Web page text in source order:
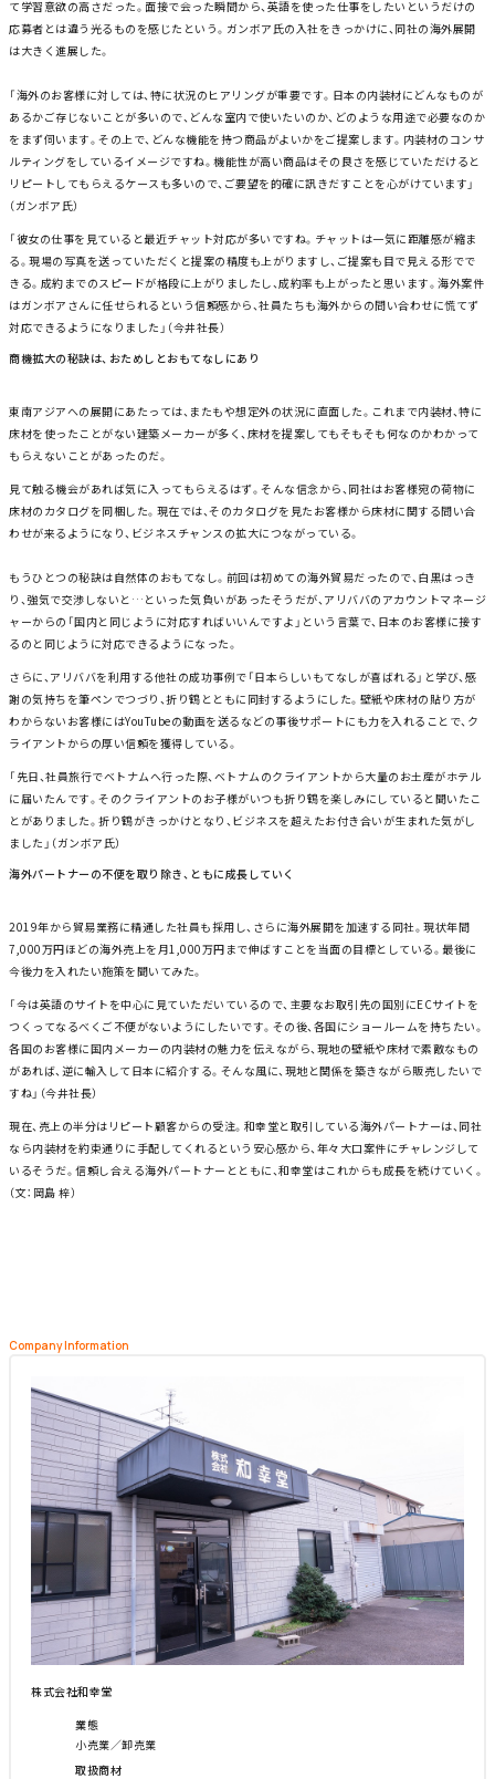
て学習意欲の高さだった。面接で会った瞬間から、英語を使った仕事をしたいというだけの
応募者とは違う光るものを感じたという。ガンボア氏の入社をきっかけに、同社の海外展開
は大きく進展した。
「海外のお客様に対しては、特に状況のヒアリングが重要です。日本の内装材にどんなものが
あるかご存じないことが多いので、どんな室内で使いたいのか、どのような用途で必要なのか
をまず伺います。その上で、どんな機能を持つ商品がよいかをご提案します。内装材のコンサ
ルティングをしているイメージですね。機能性が高い商品はその良さを感じていただけると
リピートしてもらえるケースも多いので、ご要望を的確に訊きだすことを心がけています」
（ガンボア氏）
「彼女の仕事を見ていると最近チャット対応が多いですね。チャットは一気に距離感が縮ま
る。現場の写真を送っていただくと提案の精度も上がりますし、ご提案も目で見える形でで
きる。成約までのスピードが格段に上がりましたし、成約率も上がったと思います。海外案件
はガンボアさんに任せられるという信頼感から、社員たちも海外からの問い合わせに慌てず
対応できるようになりました」（今井社長）
商機拡大の秘訣は、おためしとおもてなしにあり
東南アジアへの展開にあたっては、またもや想定外の状況に直面した。これまで内装材、特に
床材を使ったことがない建築メーカーが多く、床材を提案してもそもそも何なのかわかって
もらえないことがあったのだ。
見て触る機会があれば気に入ってもらえるはず。そんな信念から、同社はお客様宛の荷物に
床材のカタログを同梱した。現在では、そのカタログを見たお客様から床材に関する問い合
わせが来るようになり、ビジネスチャンスの拡大につながっている。
もうひとつの秘訣は自然体のおもてなし。前回は初めての海外貿易だったので、白黒はっき
り、強気で交渉しないと…といった気負いがあったそうだが、アリババのアカウントマネージ
ャーからの「国内と同じように対応すればいいんですよ」という言葉で、日本のお客様に接す
るのと同じように対応できるようになった。
さらに、アリババを利用する他社の成功事例で「日本らしいもてなしが喜ばれる」と学び、感
謝の気持ちを筆ペンでつづり、折り鶴とともに同封するようにした。壁紙や床材の貼り方が
わからないお客様にはYouTubeの動画を送るなどの事後サポートにも力を入れることで、ク
ライアントからの厚い信頼を獲得している。
「先日、社員旅行でベトナムへ行った際、ベトナムのクライアントから大量のお土産がホテル
に届いたんです。そのクライアントのお子様がいつも折り鶴を楽しみにしていると聞いたこ
とがありました。折り鶴がきっかけとなり、ビジネスを超えたお付き合いが生まれた気がし
ました」（ガンボア氏）
海外パートナーの不便を取り除き、ともに成長していく
2019年から貿易業務に精通した社員も採用し、さらに海外展開を加速する同社。現状年間
7,000万円ほどの海外売上を月1,000万円まで伸ばすことを当面の目標としている。最後に
今後力を入れたい施策を聞いてみた。
「今は英語のサイトを中心に見ていただいているので、主要なお取引先の国別にECサイトを
つくってなるべくご不便がないようにしたいです。その後、各国にショールームを持ちたい。
各国のお客様に国内メーカーの内装材の魅力を伝えながら、現地の壁紙や床材で素敵なもの
があれば、逆に輸入して日本に紹介する。そんな風に、現地と関係を築きながら販売したいで
すね」（今井社長）
現在、売上の半分はリピート顧客からの受注。和幸堂と取引している海外パートナーは、同社
なら内装材を約束通りに手配してくれるという安心感から、年々大口案件にチャレンジして
いるそうだ。信頼し合える海外パートナーとともに、和幸堂はこれからも成長を続けていく。
（文：岡島 梓）
Company Information
株式会社和幸堂
業態
小売業／卸売業
取扱商材